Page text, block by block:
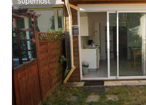
Superhost